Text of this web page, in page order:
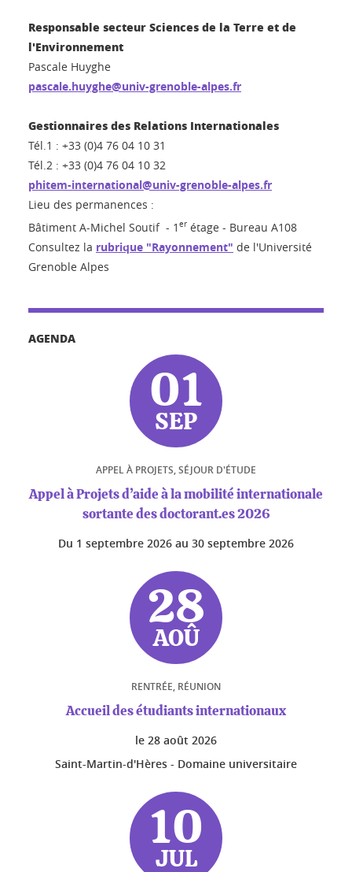
Responsable secteur Sciences de la Terre et de
l'Environnement
Pascale Huyghe
pascale.huyghe@univ-grenoble-alpes.fr
Gestionnaires des Relations Internationales
Tél.1 : +33 (0)4 76 04 10 31
Tél.2 : +33 (0)4 76 04 10 32
phitem-international@univ-grenoble-alpes.fr
Lieu des permanences :
Bâtiment A-Michel Soutif - 1 er étage - Bureau A108
Consultez la rubrique "Rayonnement" de l'Université
Grenoble Alpes
AGENDA
01
SEP
APPEL À PROJETS, SÉJOUR D'ÉTUDE
Appel à Projets d’aide à la mobilité internationale
sortante des doctorant.es 2026
Du 1 septembre 2026 au 30 septembre 2026
28
AOÛ
RENTRÉE, RÉUNION
Accueil des étudiants internationaux
le 28 août 2026
Saint-Martin-d'Hères - Domaine universitaire
10
JUL